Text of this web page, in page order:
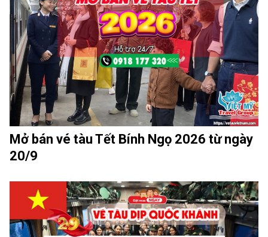
Mở bán vé tàu Tết Bính Ngọ 2026 từ ngày
20/9